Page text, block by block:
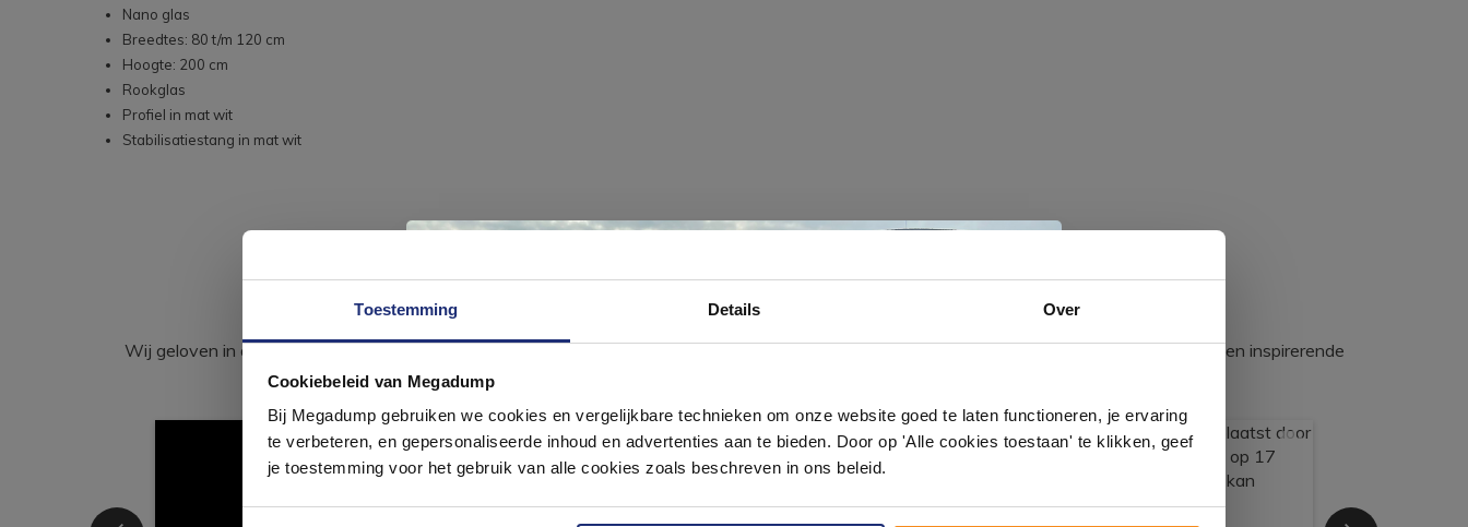
Toestemming Details Over
Cookiebeleid van Megadump
Bij Megadump gebruiken we cookies en vergelijkbare technieken om onze website goed te laten functioneren, je ervaring
te verbeteren, en gepersonaliseerde inhoud en advertenties aan te bieden. Door op 'Alle cookies toestaan' te klikken, geef
je toestemming voor het gebruik van alle cookies zoals beschreven in ons beleid.
Nano glas
Breedtes: 80 t/m 120 cm
Hoogte: 200 cm
Rookglas
Profiel in mat wit
Stabilisatiestang in mat wit
#mijndroombadkamer
Wij geloven in de kracht van delen. Deel jouw badkamer op Instagram met #mijndroombadkamer en tag @megadumpnl. Samen bouwen we een inspirerende
Ontdek 21 complete badkamers in onze
Laat je inspireren door 21 volledig ingerichte badkameropstellingen – van
compact tot luxe. Onze ervaren adviseurs helpen je persoonlijk, en je vindt tegels
& sanitair direct uit voorraad. Gratis parkeren op eigen terrein.